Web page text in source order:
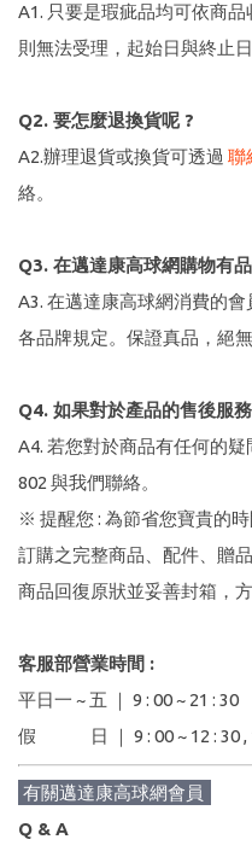
A1. 只要是瑕疵品均可依商
則無法受理，起始日與終止
Q2. 要怎麼退換貨呢 ?
A2.辦理退貨或換貨可透過 聯
絡。
Q3. 在邁達康高球網購物有
A3. 在邁達康高球網消費的
各品牌規定。保證真品，絕
Q4. 如果對於產品的售後服
A4. 若您對於商品有任何的疑
802 與我們聯絡。
※ 提醒您 : 為節省您寶貴的
訂購之完整商品、配件、贈
商品回復原狀並妥善封箱，
客服部營業時間 :
平日一 ~ 五 ｜ 9 : 00 ~ 21 : 30
假 日 ｜ 9 : 00 ~ 12 : 30 ,
有關邁達康高球網會員
Q & A